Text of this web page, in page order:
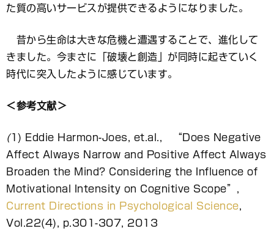
た質の高いサービスが提供できるようになりました。
昔から生命は大きな危機と遭遇することで、進化して
きました。今まさに「破壊と創造」が同時に起きていく
時代に突入したように感じています。
＜参考文献＞
(1) Eddie Harmon-Joes, et.al., “Does Negative
Affect Always Narrow and Positive Affect Always
Broaden the Mind? Considering the Influence of
Motivational Intensity on Cognitive Scope”,
Current Directions in Psychological Science
Vol.22(4), p.301-307, 2013